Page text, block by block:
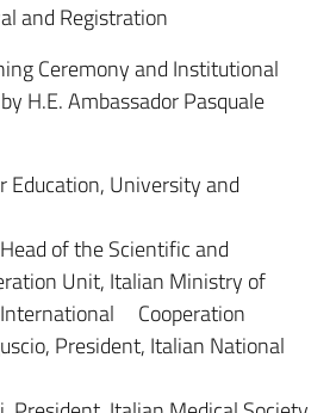
and Registration
Ceremony and Institutional
H.E. Ambassador Pasquale
University and
of the Scientific and
Unit, Italian Ministry of
Cooperation
President, Italian National